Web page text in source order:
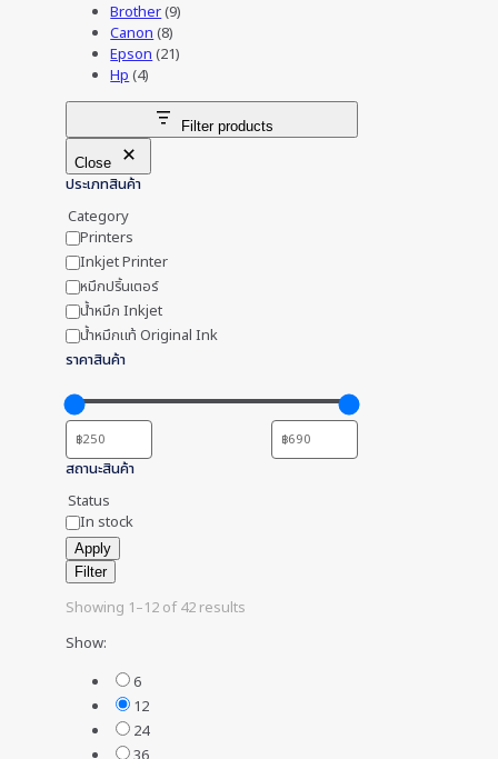
Brother(9)
Canon(8)
Epson(21)
Hp(4)
Filter products
Close
ประเภทสินค้า
Category
Printers
Inkjet Printer
หมึกปริ้นเตอร์
น้ำหมึก Inkjet
น้ำหมึกแท้ Original Ink
ราคาสินค้า
สถานะสินค้า
Status
In stock
Apply
Filter
Showing 1–12 of 42 results
Show:
6
12
24